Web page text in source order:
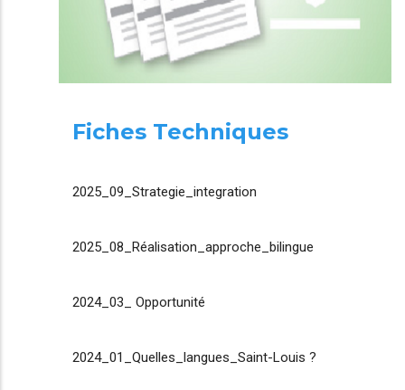
Fiches Techniques
2025_09_Strategie_integration
2025_08_Réalisation_approche_bilingue
2024_03_ Opportunité
2024_01_Quelles_langues_Saint-Louis ?